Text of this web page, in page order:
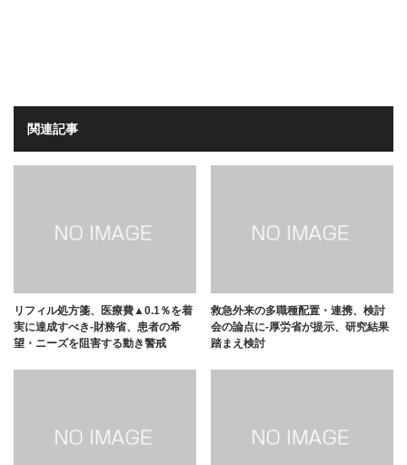
関連記事
リフィル処方箋、医療費▲0.1％を着
実に達成すべき-財務省、患者の希
望・ニーズを阻害する動き警戒
救急外来の多職種配置・連携、検討
会の論点に-厚労省が提示、研究結果
踏まえ検討